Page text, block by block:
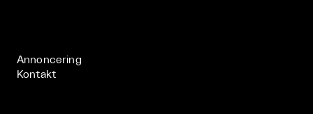
Annoncering
Kontakt